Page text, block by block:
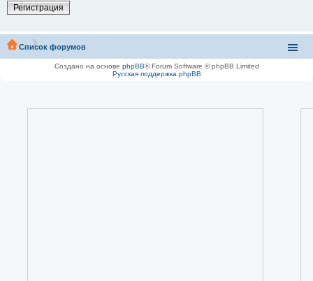
Регистрация
Список форумов
Создано на основе phpBB® Forum Software © phpBB Limited
Русская поддержка phpBB